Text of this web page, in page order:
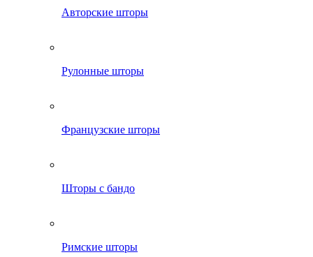
Авторские шторы
Рулонные шторы
Французские шторы
Шторы с бандо
Римские шторы